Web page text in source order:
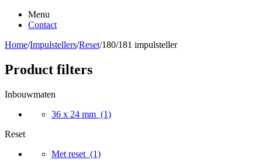
Menu
Contact
Home/Impulstellers/Reset/180/181 impulsteller
Product filters
Inbouwmaten
36 x 24 mm (1)
Reset
Met reset (1)